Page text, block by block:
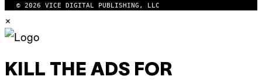
© 2026 VICE DIGITAL PUBLISHING, LLC
×
KILL THE ADS FOR